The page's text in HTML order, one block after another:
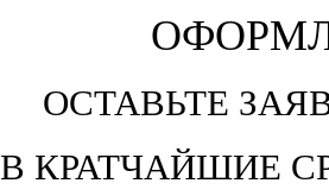
ОСТАВЬТЕ
В КРАТЧАЙШИЕ